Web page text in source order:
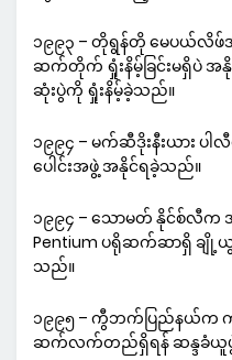
၁၉၉၃ – တိုရွန်တို မေပယ်လိဖ်
ဆက်တိုက် ရှုံးနိမ့်ခြင်းမရှိပဲ အ
ဆုံးပွဲကို ရှုံးနိမ့်ခဲ့သည်။
၁၉၉၄ – မက်ဆီဒိုးနီးယား
ပေါင်းအဖွဲ့ အနိုင်ရခဲ့သည်။
၁၉၉၄ – သောမတ် နိုင်စ်လီက
Pentium ပရိုဆက်ဆာရှိ ချို့
သည်။
၁၉၉၅ – ကွီဘက်ပြည်နယ်က
ဆက်လက်တည်ရှိရန် ဆန္ဒခံယူပွဲ